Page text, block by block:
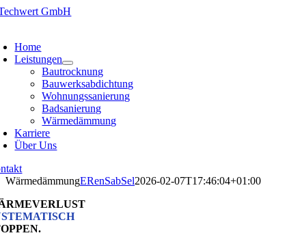
Zum
Home
Leistungen
Bautrocknung
Bauwerksabdichtung
Wohnungssanierung
Badsanierung
Wärmedämmung
Karriere
Über Uns
WärmedämmungERenSabSel2026-02-07T17:46:04+01:00